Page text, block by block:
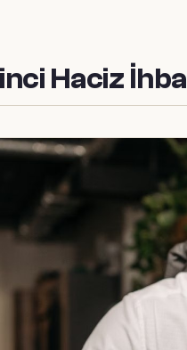
Haciz